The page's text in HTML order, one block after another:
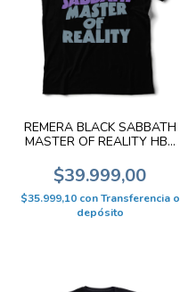
REMERA BLACK SABBATH
MASTER OF REALITY HBS
$39.999,00
$35.999,10 con Transferencia o
depósito